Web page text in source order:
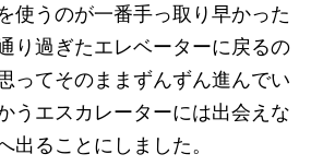
使うのが一番手っ取り早かった
り過ぎたエレベーターに戻るの
ってそのままずんずん進んでい
うエスカレーターには出会えな
出ることにしました。